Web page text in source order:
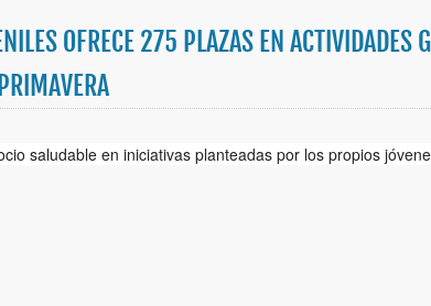
OFRECE 275 PLAZAS EN ACTIVIDADES
saludable en iniciativas planteadas por los propios